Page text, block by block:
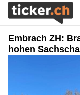
Embrach ZH:
hohen